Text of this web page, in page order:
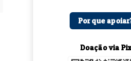
Por que
Doação via